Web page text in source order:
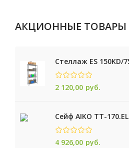
АКЦИОННЫЕ ТОВАРЫ
2 120,00 руб.
Сейф AIKO TТ-170.EL
4 926,00 руб.